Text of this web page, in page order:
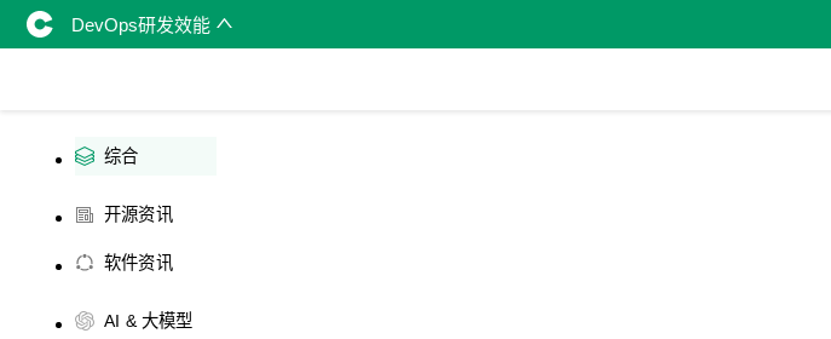
DevOps研发效能
综合
开源资讯
软件资讯
AI & 大模型